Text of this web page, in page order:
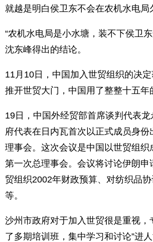
就越是明白侯卫东不会在农机水电局
“农机水电局是小水塘，装不下侯卫
沈东峰得出的结论。
11月10日，中国加入世贸组织的决
推开世贸大门，中国用了整整十五年
19日，中国外经贸部首席谈判代表
府代表在日内瓦首次以正式成员身份
理事会。这次会议是中国以世贸组织
第一次总理事会。会议将讨论伊朗申
贸组织2002年财政预算、对纺织品
等。
沙州市政府对于加入世贸很是重视，
了多期培训班，集中学习和讨论”进